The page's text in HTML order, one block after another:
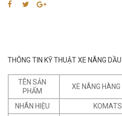
THÔNG TIN KỸ THUẬT XE NÂNG
TÊN SẢN
PHẨM
XE NÂNG
NHÃN HIỆU